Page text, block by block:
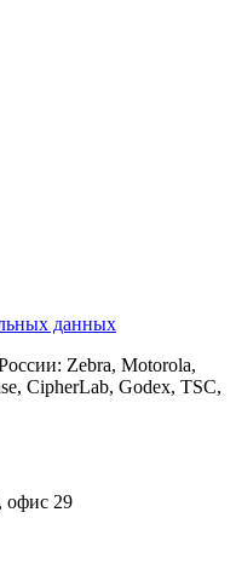
данных
Zebra, Motorola,
CipherLab, Godex, TSC,
офис 29